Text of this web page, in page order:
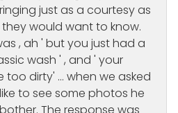
just as a courtesy as
would want to know.
, ah ' but you just had a
wash ' , and ' your
too dirty' … when we asked
to see some photos he